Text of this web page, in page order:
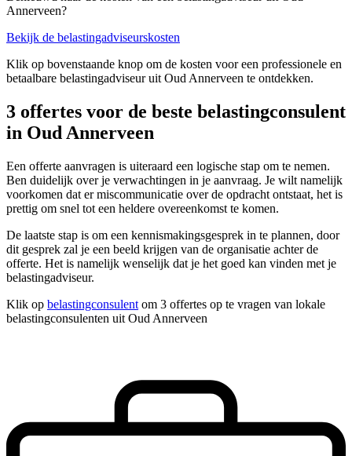
Annerveen?
Bekijk de belastingadviseurskosten
Klik op bovenstaande knop om de kosten voor een professionele en
betaalbare belastingadviseur uit Oud Annerveen te ontdekken.
3 offertes voor de beste belastingconsulent
in Oud Annerveen
Een offerte aanvragen is uiteraard een logische stap om te nemen.
Ben duidelijk over je verwachtingen in je aanvraag. Je wilt namelijk
voorkomen dat er miscommunicatie over de opdracht ontstaat, het is
prettig om snel tot een heldere overeenkomst te komen.
De laatste stap is om een kennismakingsgesprek in te plannen, door
dit gesprek zal je een beeld krijgen van de organisatie achter de
offerte. Het is namelijk wenselijk dat je het goed kan vinden met je
belastingadviseur.
Klik op belastingconsulent om 3 offertes op te vragen van lokale
belastingconsulenten uit Oud Annerveen